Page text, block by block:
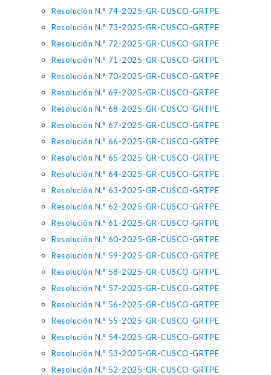
Resolución N.° 74-2025-GR-CUSCO-GRTPE
Resolución N.° 73-2025-GR-CUSCO-GRTPE
Resolución N.° 72-2025-GR-CUSCO-GRTPE
Resolución N.° 71-2025-GR-CUSCO-GRTPE
Resolución N.° 70-2025-GR-CUSCO-GRTPE
Resolución N.° 69-2025-GR-CUSCO-GRTPE
Resolución N.° 68-2025-GR-CUSCO-GRTPE
Resolución N.° 67-2025-GR-CUSCO-GRTPE
Resolución N.° 66-2025-GR-CUSCO-GRTPE
Resolución N.° 65-2025-GR-CUSCO-GRTPE
Resolución N.° 64-2025-GR-CUSCO-GRTPE
Resolución N.° 63-2025-GR-CUSCO-GRTPE
Resolución N.° 62-2025-GR-CUSCO-GRTPE
Resolución N.° 61-2025-GR-CUSCO-GRTPE
Resolución N.° 60-2025-GR-CUSCO-GRTPE
Resolución N.° 59-2025-GR-CUSCO-GRTPE
Resolución N.° 58-2025-GR-CUSCO-GRTPE
Resolución N.° 57-2025-GR-CUSCO-GRTPE
Resolución N.° 56-2025-GR-CUSCO-GRTPE
Resolución N.° 55-2025-GR-CUSCO-GRTPE
Resolución N.° 54-2025-GR-CUSCO-GRTPE
Resolución N.° 53-2025-GR-CUSCO-GRTPE
Resolución N.° 52-2025-GR-CUSCO-GRTPE